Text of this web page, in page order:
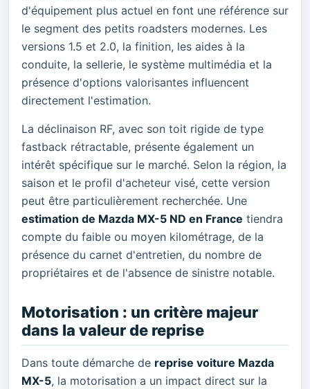
d'équipement plus actuel en font une référence sur
le segment des petits roadsters modernes. Les
versions 1.5 et 2.0, la finition, les aides à la
conduite, la sellerie, le système multimédia et la
présence d'options valorisantes influencent
directement l'estimation.
La déclinaison RF, avec son toit rigide de type
fastback rétractable, présente également un
intérêt spécifique sur le marché. Selon la région, la
saison et le profil d'acheteur visé, cette version
peut être particulièrement recherchée. Une
estimation de Mazda MX-5 ND en France tiendra
compte du faible ou moyen kilométrage, de la
présence du carnet d'entretien, du nombre de
propriétaires et de l'absence de sinistre notable.
Motorisation : un critère majeur
dans la valeur de reprise
Dans toute démarche de reprise voiture Mazda
MX-5, la motorisation a un impact direct sur la